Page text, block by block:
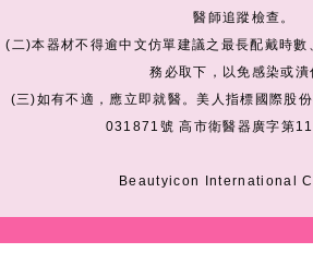
醫師追蹤檢查。
(二)本器材不得逾中文仿單建議之最長配戴時數
務必取下，以免感染或潰
(三)如有不適，應立即就醫。美人指標國際股
031871號 高市衛醫器廣字第
Beautyicon International